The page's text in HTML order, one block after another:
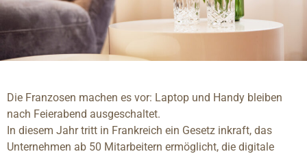
Die Franzosen machen es vor: Laptop und Handy bleiben
nach Feierabend ausgeschaltet.
In diesem Jahr tritt in Frankreich ein Gesetz inkraft, das
Unternehmen ab 50 Mitarbeitern ermöglicht, die digitale